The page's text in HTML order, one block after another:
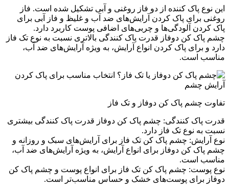
این نوع پاک کننده از دو فاز روغنی و آبی تشکیل شده است. فاز
روغنی برای پاک کردن آرایش‌های ضد آب و غلیظ و فاز آبی برای
پاک کردن آلودگی‌ها و چربی‌های اضافی پوست کاربرد دارد.
چشم پاک کن دوفاز قدرت پاک کنندگی بالاتری نسبت به نوع تک فاز
دارد و برای پاک کردن انواع آرایش، به ویژه آرایش‌های ضد آب،
مناسب است.
تفاوت چشم پاک کن دوفاز و تک فاز
قدرت پاک کنندگی: چشم پاک کن دوفاز قدرت پاک کنندگی بیشتری
نسبت به نوع تک فاز دارد.
نوع آرایش: چشم پاک کن تک فاز برای آرایش‌های سبک و روزانه و
چشم پاک کن دوفاز برای انواع آرایش، به ویژه آرایش‌های ضد آب،
مناسب است.
نوع پوست: چشم پاک کن تک فاز برای انواع پوست و چشم پاک کن
دوفاز برای پوست‌های خشک و حساس مناسب‌تر است.